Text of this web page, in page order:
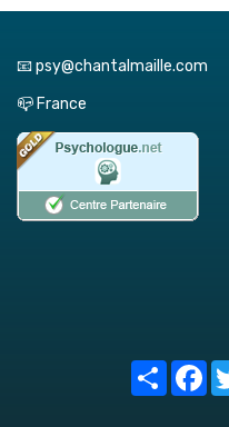
📧 psy@chantalmaille.com
📪 France
Share